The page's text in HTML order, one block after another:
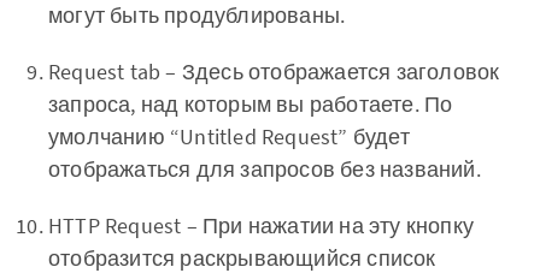
могут быть продублированы.
Request tab – Здесь отображается заголовок
запроса, над которым вы работаете. По
умолчанию “Untitled Request” будет
отображаться для запросов без названий.
HTTP Request – При нажатии на эту кнопку
отобразится раскрывающийся список